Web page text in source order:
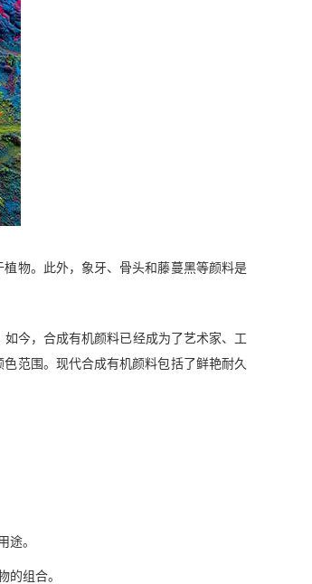
物。此外，象牙、骨头和藤蔓黑等颜料是
今，合成有机颜料已经成为了艺术家、工
范围。现代合成有机颜料包括了鲜艳耐久
途。
的组合。